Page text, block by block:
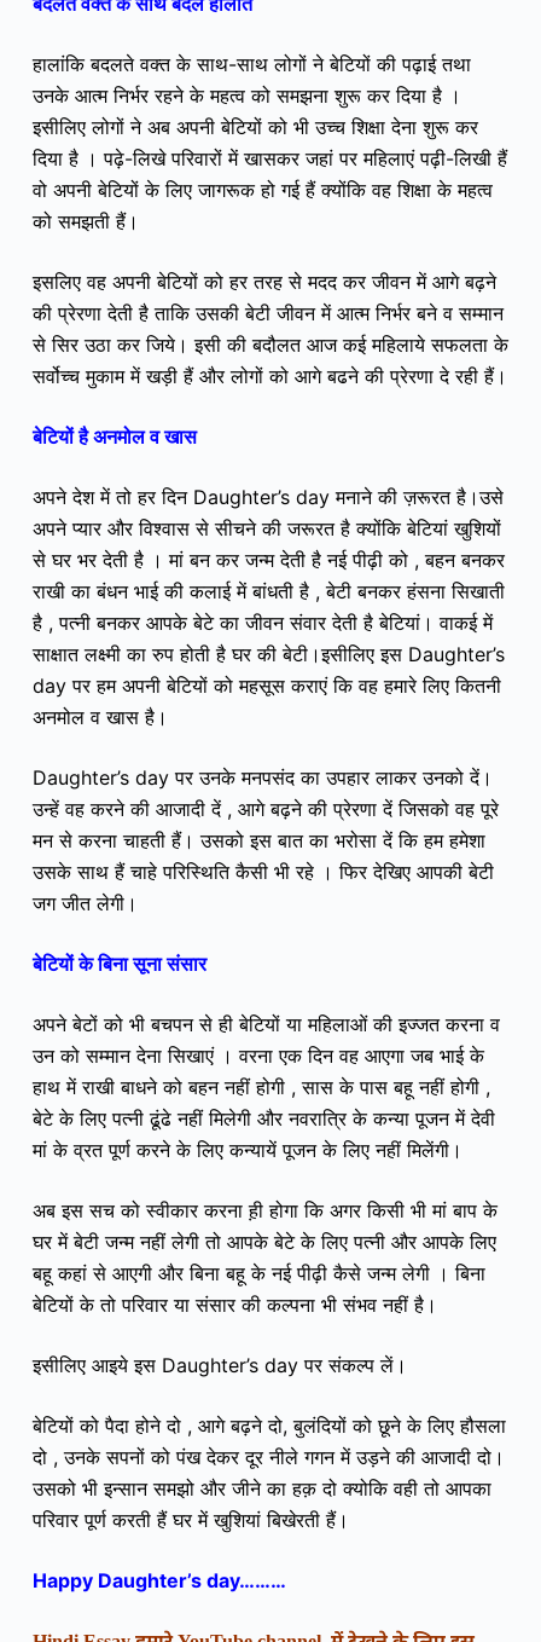
हालांकि बदलते वक्त के साथ-साथ लोगों ने बेटियों की पढ़ाई तथा
उनके आत्म निर्भर रहने के महत्व को समझना शुरू कर दिया है ।
इसीलिए लोगों ने अब अपनी बेटियों को भी उच्च शिक्षा देना शुरू कर
दिया है । पढ़े-लिखे परिवारों में खासकर जहां पर महिलाएं पढ़ी-लिखी हैं
वो अपनी बेटियों के लिए जागरूक हो गई हैं क्योंकि वह शिक्षा के महत्व
को समझती हैं।
इसलिए वह अपनी बेटियों को हर तरह से मदद कर जीवन में आगे बढ़ने
की प्रेरणा देती है ताकि उसकी बेटी जीवन में आत्म निर्भर बने व सम्मान
से सिर उठा कर जिये। इसी की बदौलत आज कई महिलाये सफलता के
सर्वोच्च मुकाम में खड़ी हैं और लोगों को आगे बढने की प्रेरणा दे रही हैं।
बेटियों है अनमोल व खास
अपने देश में तो हर दिन Daughter’s day मनाने की ज़रूरत है।उसे
अपने प्यार और विश्वास से सीचने की जरूरत है क्योंकि बेटियां खुशियों
से घर भर देती है । मां बन कर जन्म देती है नई पीढ़ी को , बहन बनकर
राखी का बंधन भाई की कलाई में बांधती है , बेटी बनकर हंसना सिखाती
है , पत्नी बनकर आपके बेटे का जीवन संवार देती है बेटियां। वाकई में
‌साक्षात लक्ष्मी का रुप होती है घर की बेटी।इसीलिए इस Daughter’s
day पर हम अपनी बेटियों को महसूस कराएं कि वह हमारे लिए कितनी
अनमोल व खास है।
Daughter’s day पर उनके मनपसंद का उपहार लाकर उनको दें।
उन्हें वह करने की आजादी दें , आगे बढ़ने की प्रेरणा दें जिसको वह पूरे
मन से करना चाहती हैं। उसको इस बात का भरोसा दें कि हम हमेशा
उसके साथ हैं चाहे परिस्थिति कैसी भी रहे । फिर देखिए आपकी बेटी
जग जीत लेगी।
बेटियों के बिना सूना संसार
अपने बेटों को भी बचपन से ही बेटियों या महिलाओं की इज्जत करना व
उन को सम्मान देना सिखाएं । वरना एक दिन वह आएगा जब भाई के
हाथ में राखी बाधने को बहन नहीं होगी , सास के पास बहू नहीं होगी ,
बेटे के लिए पत्नी ढूंढे नहीं मिलेगी और नवरात्रि के कन्या पूजन में देवी
मां के व्रत पूर्ण करने के लिए कन्यायें पूजन के लिए नहीं मिलेंगी।
अब इस सच को स्वीकार करना ह़ी होगा कि अगर किसी भी मां बाप के
घर में बेटी जन्म नहीं लेगी तो आपके बेटे के लिए पत्नी और आपके लिए
बहू कहां से आएगी और बिना बहू के नई पीढ़ी कैसे जन्म लेगी । बिना
बेटियों के तो परिवार या संसार की कल्पना भी संभव नहीं है।
इसीलिए आइये इस Daughter’s day पर संकल्प लें।
बेटियों को पैदा होने दो , आगे बढ़ने दो,‌‌ बुलंदियों को छूने के लिए हौसला
दो , उनके सपनों को पंख देकर दूर नीले गगन में उड़ने की आजादी दो।
उसको भी इन्सान समझो और जीने का हक़ दो क्योकि वही तो आपका
परिवार पूर्ण करती हैं घर में खुशियां बिखेरती हैं।
Happy Daughter’s day………